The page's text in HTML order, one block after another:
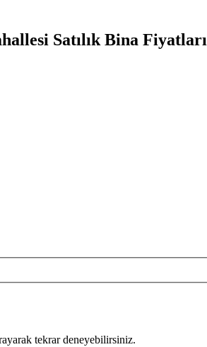
Satılık Bina Fiyatları
tekrar deneyebilirsiniz.